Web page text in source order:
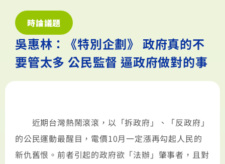
時論議題
吳惠林：《特別企劃》 政府真的不
要管太多 公民監督 逼政府做對的事
近期台灣熱鬧滾滾，以「拆政府」、「反政府」
的公民運動最醒目，電價10月一定漲再勾起人民的
新仇舊恨。前者引起的政府欲「法辦」肇事者，且對